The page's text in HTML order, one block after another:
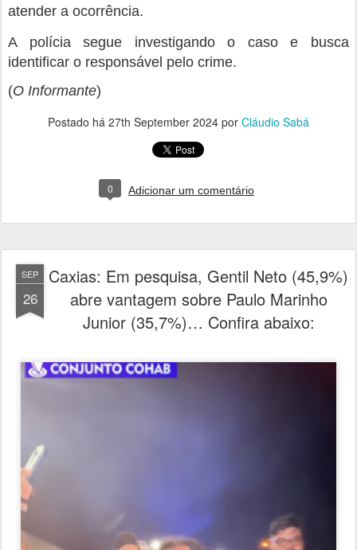
atender a ocorrência.
A polícia segue investigando o caso e busca
identificar o responsável pelo crime.
(O Informante)
Postado há 27th September 2024 por Cláudio Sabá
0 Adicionar um comentário
SEP
26
Caxias: Em pesquisa, Gentil Neto (45,9%)
abre vantagem sobre Paulo Marinho
Junior (35,7%)… Confira abaixo: